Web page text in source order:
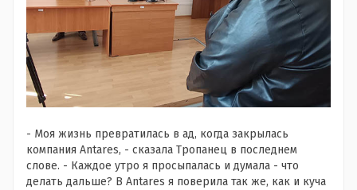
- Моя жизнь превратилась в ад, когда закрылась
компания Antares, - сказала Тропанец в последнем
слове. - Каждое утро я просыпалась и думала - что
делать дальше? В Antares я поверила так же, как и куча